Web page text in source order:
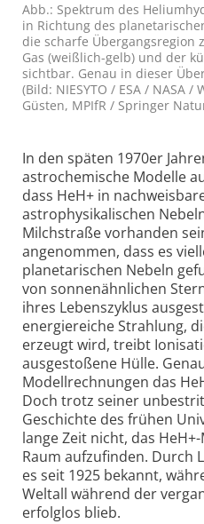
Abb.: Spektrum des
in Richtung des
die scharfe Übergangsregion
Gas (weißlich-gelb) und der
sichtbar. Genau in dieser
(Bild: NIESYTO / ESA / NASA /
Güsten, MPIfR / Springer
In den späten 1970er
astrochemische Modelle
dass HeH+ in
astrophysikalischen
Milchstraße vorhanden
angenommen, dass es
planetarischen Nebeln
von sonnenähnlichen
ihres Lebenszyklus
energiereiche Strahlung,
erzeugt wird, treibt
ausgestoßene Hülle.
Modellrechnungen das
Doch trotz seiner
Geschichte des frühen
lange Zeit nicht, das
Raum aufzufinden. Durch
es seit 1925 bekannt,
Weltall während der
erfolglos blieb.